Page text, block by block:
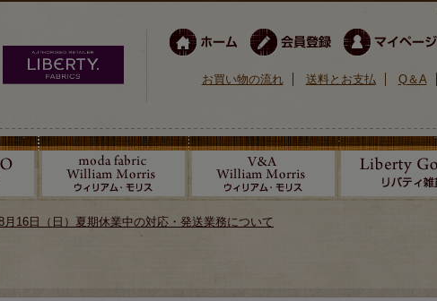
お買い物の流れ 送料とお支払 Q＆A
16日（日）夏期休業中の対応・発送業務について